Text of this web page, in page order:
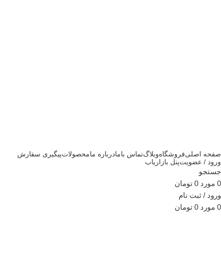
صفحه اصلیفروشگاهوبلاگتماس بامادرباره مامحصولاتپیگیری سفارش
ورود / عضویتپنل بازاریاب
جستجو
0 مورد 0 تومان
ورود / ثبت نام
0 مورد 0 تومان